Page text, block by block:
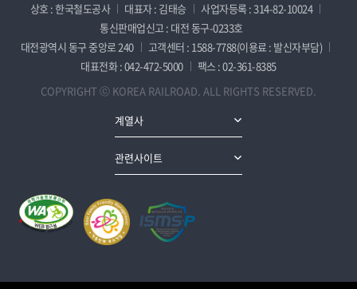
상호 : 한국철도공사 대표자 : 김태승
사업자등록 : 314-82-10024
통신판매업신고 : 대전 동구-0233호
대전광역시 동구 중앙로 240
고객센터 : 1588-7788(이용료 : 발신자부담)
대표전화 : 042-472-5000
팩스 : 02-361-8385
COPYRIGHT ⓒ KOREA RAILROAD. ALL RIGHTS RESERVED.
계열사
관련사이트